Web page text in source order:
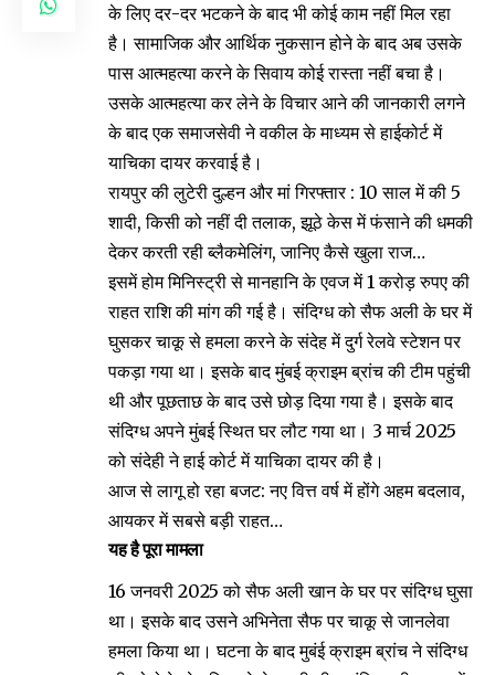
के लिए दर-दर भटकने के बाद भी कोई काम नहीं मिल रहा
है। सामाजिक और आर्थिक नुकसान होने के बाद अब उसके
पास आत्महत्या करने के सिवाय कोई रास्ता नहीं बचा है।
उसके आत्महत्या कर लेने के विचार आने की जानकारी लगने
के बाद एक समाजसेवी ने वकील के माध्यम से हाईकोर्ट में
याचिका दायर करवाई है।
रायपुर की लुटेरी दुल्हन और मां गिरफ्तार : 10 साल में की 5
शादी, किसी को नहीं दी तलाक, झूठे केस में फंसाने की धमकी
देकर करती रही ब्लैकमेलिंग, जानिए कैसे खुला राज…
इसमें होम मिनिस्ट्री से मानहानि के एवज में 1 करोड़ रुपए की
राहत राशि की मांग की गई है। संदिग्ध को सैफ अली के घर में
घुसकर चाकू से हमला करने के संदेह में दुर्ग रेलवे स्टेशन पर
पकड़ा गया था। इसके बाद मुंबई क्राइम ब्रांच की टीम पहुंची
थी और पूछताछ के बाद उसे छोड़ दिया गया है। इसके बाद
संदिग्ध अपने मुंबई स्थित घर लौट गया था। 3 मार्च 2025
को संदेही ने हाई कोर्ट में याचिका दायर की है।
आज से लागू हो रहा बजट: नए वित्त वर्ष में होंगे अहम बदलाव,
आयकर में सबसे बड़ी राहत…
यह है पूरा मामला
16 जनवरी 2025 को सैफ अली खान के घर पर संदिग्ध घुसा
था। इसके बाद उसने अभिनेता सैफ पर चाकू से जानलेवा
हमला किया था। घटना के बाद मुबंई क्राइम ब्रांच ने संदिग्ध